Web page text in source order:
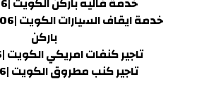
باركن
تاجير كنفات امريكي الكويت |56632006
تاجير كنب مطروق الكويت |56632006